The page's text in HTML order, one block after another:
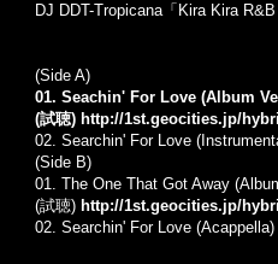
DJ DDT-Tropicana「Kira Kira R&B
(Side A)
01. Seachin' For Love (Album
(試聴) http://1st.geocities.jp/
02. Searchin' For Love
(Side B)
01. The One That Got Away
(試聴) http://1st.geocities.jp/
02. Searchin' For Love (Acappella)